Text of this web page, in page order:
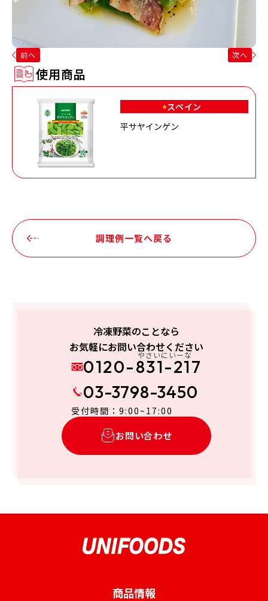
前へ 次へ
使用商品
スペイン
平サヤインゲン
調理例一覧へ戻る
冷凍野菜のことなら
お気軽にお問い合わせください
0120-831-217
やさいにいーな
03-3798-3450
受付時間：9:00~17:00
お問い合わせ
商品情報